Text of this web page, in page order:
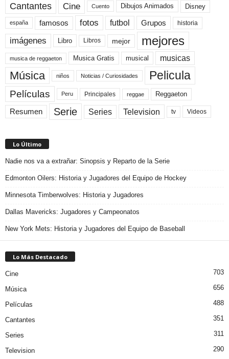
Cantantes Cine Cuento Dibujos Animados Disney
españa famosos fotos futbol Grupos historia
imágenes Libro Libros mejor mejores
musica de reggaeton Musica Gratis musical musicas
Música niños Noticias / Curiosidades Pelicula
Películas Peru Principales reggae Reggaeton
Resumen Serie Series Television tv Videos
Lo Último
Nadie nos va a extrañar: Sinopsis y Reparto de la Serie
Edmonton Oilers: Historia y Jugadores del Equipo de Hockey
Minnesota Timberwolves: Historia y Jugadores
Dallas Mavericks: Jugadores y Campeonatos
New York Mets: Historia y Jugadores del Equipo de Baseball
Lo Más Destacado
Cine 703
Música 656
Películas 488
Cantantes 351
Series 311
Television 290